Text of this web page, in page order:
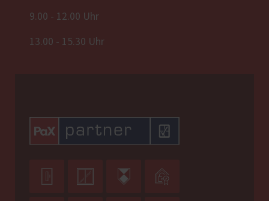
9.00 - 12.00 Uhr
13.00 - 15.30 Uhr
  